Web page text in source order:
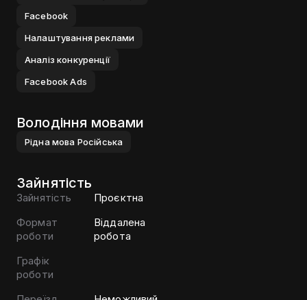
Facebook
Налаштування реклами
Аналiз конкуренцiї
Facebook Ads
Володіння мовами
Рiдна мова Росiйська
Зайнятість
Зайнятість
Проєктна
Формат
роботи
Віддалена
робота
Графік
роботи